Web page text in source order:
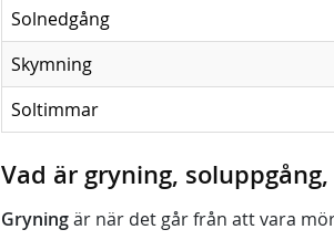
Solnedgång
Skymning
Soltimmar
Vad är gryning,
Gryningär när det går från att vara